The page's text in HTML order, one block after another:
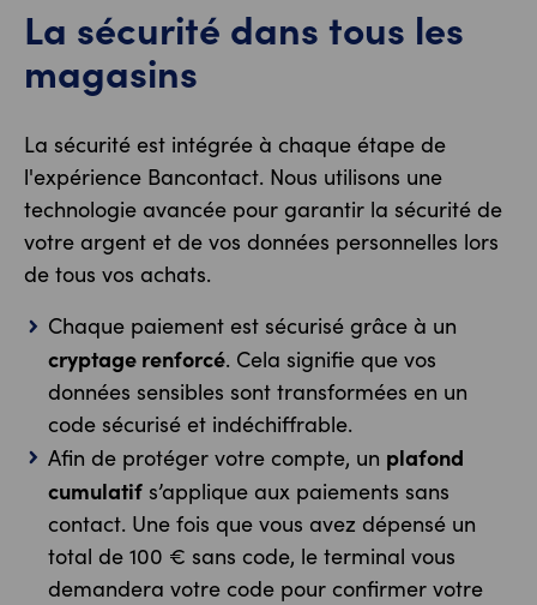
La sécurité dans tous les
magasins
La sécurité est intégrée à chaque étape de
l'expérience Bancontact. Nous utilisons une
technologie avancée pour garantir la sécurité de
votre argent et de vos données personnelles lors
de tous vos achats.
Chaque paiement est sécurisé grâce à un
cryptage renforcé. Cela signifie que vos
données sensibles sont transformées en un
code sécurisé et indéchiffrable.
Afin de protéger votre compte, un plafond
cumulatif s’applique aux paiements sans
contact. Une fois que vous avez dépensé un
total de 100 € sans code, le terminal vous
demandera votre code pour confirmer votre